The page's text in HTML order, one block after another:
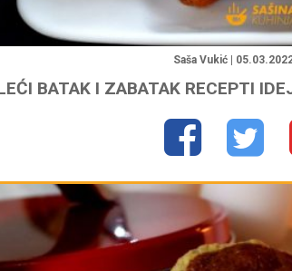
"
Saša Vukić |
BATAK I ZABATAK RECEPTI